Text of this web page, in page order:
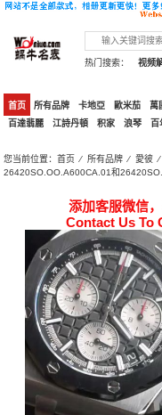
热门搜索：
视频
首页 所有品牌 卡地亞 歐米茄 萬
百達翡麗
江詩丹頓 积家 浪琴 百
您当前位置：首页 ⁄所有品牌 ⁄愛彼
26420SO.OO.A600CA.01和
添加客服微信
Contact Us To